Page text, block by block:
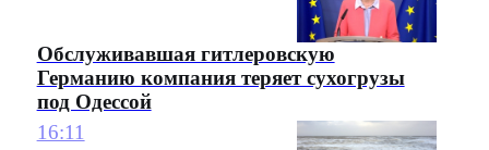
Обслуживавшая гитлеровскую
Германию компания теряет сухогрузы
под Одессой
16:11